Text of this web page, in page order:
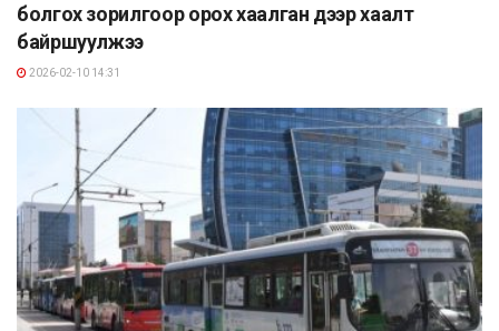
болгох зорилгоор орох хаалган дээр хаалт
байршуулжээ
2026-02-10 14:31